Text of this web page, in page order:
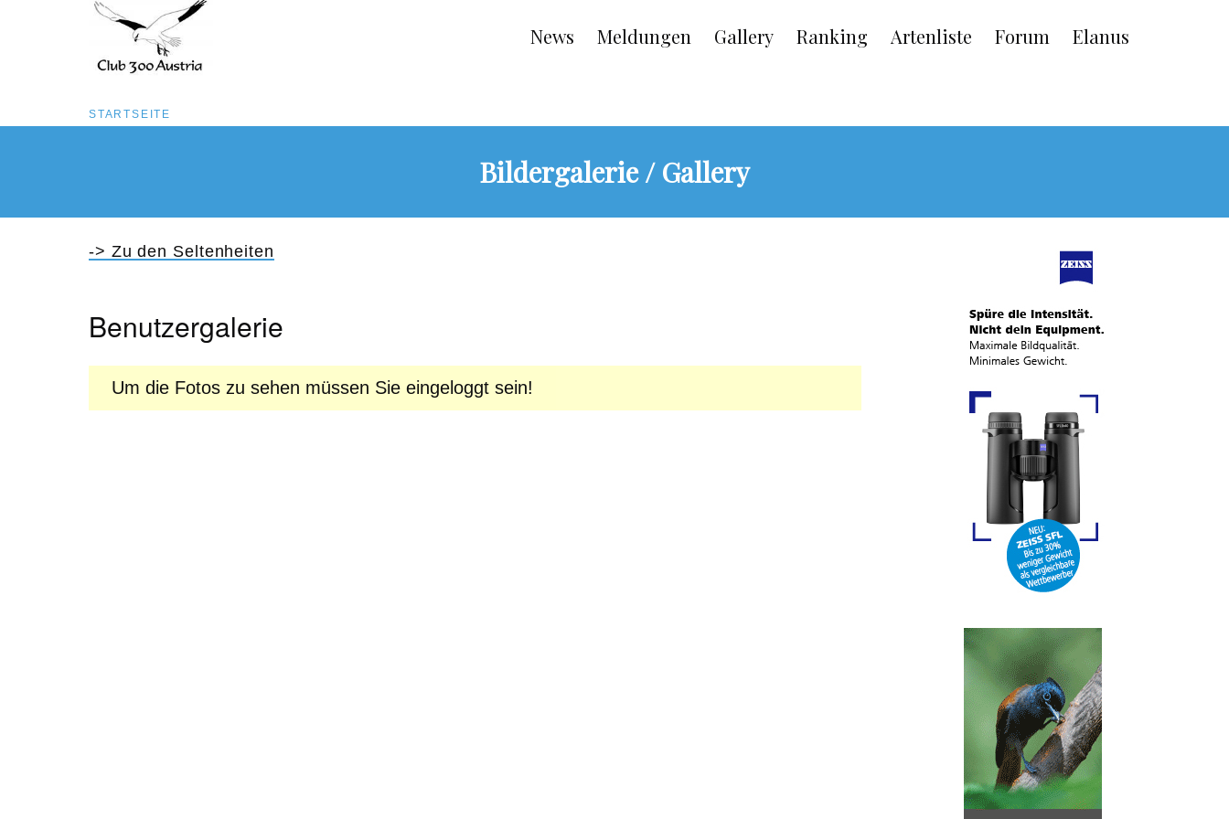
Inhalt
Main
navigation
News Meldungen Gallery Ranking Artenliste Forum Elanus
Pfadnavigation
STARTSEITE
Bildergalerie / Gallery
-> Zu den Seltenheiten
Benutzergalerie
Um die Fotos zu sehen müssen Sie eingeloggt sein!